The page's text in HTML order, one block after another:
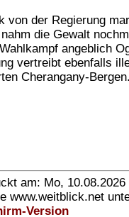
von der Regierung
die Gewalt
angeblich
vertreibt ebenfalls
Cherangany-
am: Mo,
www.weitblick.net
Version